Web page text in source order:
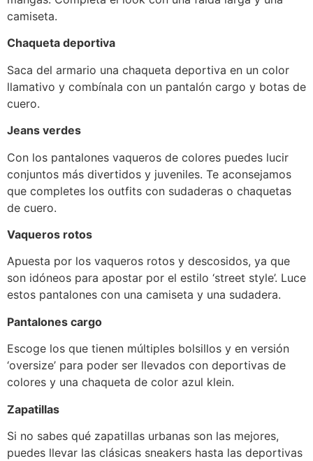
camiseta.
Chaqueta deportiva
Saca del armario una chaqueta deportiva en un color
llamativo y combínala con un pantalón cargo y botas de
cuero.
Jeans verdes
Con los pantalones vaqueros de colores puedes lucir
conjuntos más divertidos y juveniles. Te aconsejamos
que completes los outfits con sudaderas o chaquetas
de cuero.
Vaqueros rotos
Apuesta por los vaqueros rotos y descosidos, ya que
son idóneos para apostar por el estilo ‘street style’. Luce
estos pantalones con una camiseta y una sudadera.
Pantalones cargo
Escoge los que tienen múltiples bolsillos y en versión
‘oversize’ para poder ser llevados con deportivas de
colores y una chaqueta de color azul klein.
Zapatillas
Si no sabes qué zapatillas urbanas son las mejores,
puedes llevar las clásicas sneakers hasta las deportivas